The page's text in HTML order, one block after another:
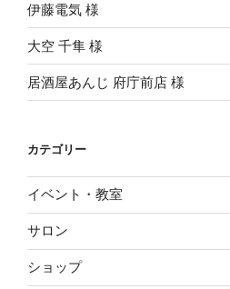
伊藤電気 様
大空 千隼 様
居酒屋あんじ 府庁前店 様
カテゴリー
イベント・教室
サロン
ショップ